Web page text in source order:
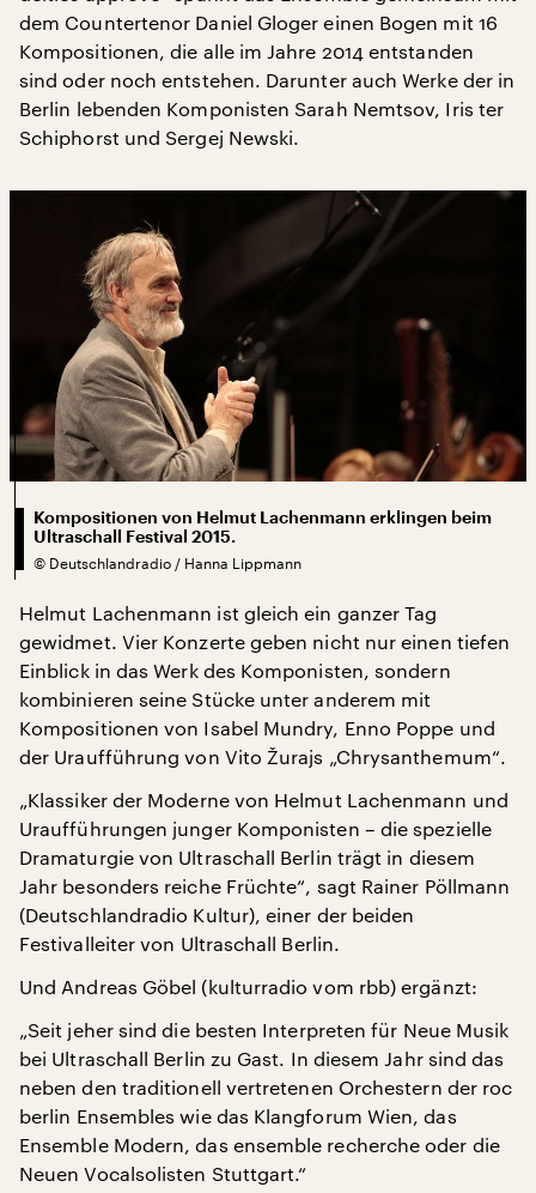
dem Countertenor Daniel Gloger einen Bogen mit 16
Kompositionen, die alle im Jahre 2014 entstanden
sind oder noch entstehen. Darunter auch Werke der in
Berlin lebenden Komponisten Sarah Nemtsov, Iris ter
Schiphorst und Sergej Newski.
Kompositionen von Helmut Lachenmann erklingen beim
Ultraschall Festival 2015.
© Deutschlandradio / Hanna Lippmann
Helmut Lachenmann ist gleich ein ganzer Tag
gewidmet. Vier Konzerte geben nicht nur einen tiefen
Einblick in das Werk des Komponisten, sondern
kombinieren seine Stücke unter anderem mit
Kompositionen von Isabel Mundry, Enno Poppe und
der Uraufführung von Vito Žurajs „Chrysanthemum“.
„Klassiker der Moderne von Helmut Lachenmann und
Uraufführungen junger Komponisten – die spezielle
Dramaturgie von Ultraschall Berlin trägt in diesem
Jahr besonders reiche Früchte“, sagt Rainer Pöllmann
(Deutschlandradio Kultur), einer der beiden
Festivalleiter von Ultraschall Berlin.
Und Andreas Göbel (kulturradio vom rbb) ergänzt:
„Seit jeher sind die besten Interpreten für Neue Musik
bei Ultraschall Berlin zu Gast. In diesem Jahr sind das
neben den traditionell vertretenen Orchestern der roc
berlin Ensembles wie das Klangforum Wien, das
Ensemble Modern, das ensemble recherche oder die
Neuen Vocalsolisten Stuttgart.“